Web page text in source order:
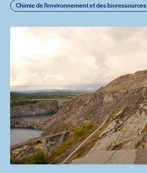
Chimie de l’environnement et des bioressources